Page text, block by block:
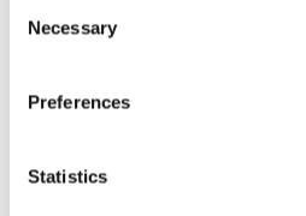
Selection
Necessary
Preferences
Statistics